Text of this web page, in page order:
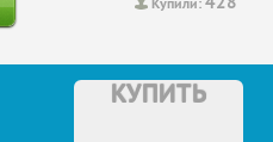
Купили:
КУПИТЬ